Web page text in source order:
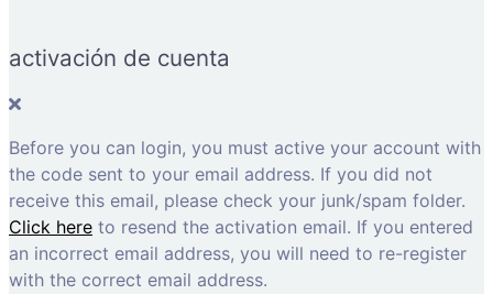
activación de cuenta
Before you can login, you must active your account with
the code sent to your email address. If you did not
receive this email, please check your junk/spam folder.
Click here to resend the activation email. If you entered
an incorrect email address, you will need to re-register
with the correct email address.